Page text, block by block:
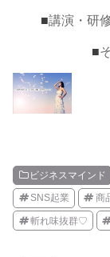
■講演・研
■
ビジネスマインド
SNS起業 商
斬れ味抜群♡